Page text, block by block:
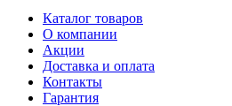
Каталог товаров
О компании
Акции
Доставка и оплата
Контакты
Гарантия